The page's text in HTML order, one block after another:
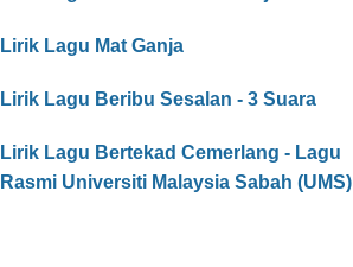
Lirik Lagu Mat Ganja
Lirik Lagu Beribu Sesalan - 3 Suara
Lirik Lagu Bertekad Cemerlang - Lagu
Rasmi Universiti Malaysia Sabah (UMS)